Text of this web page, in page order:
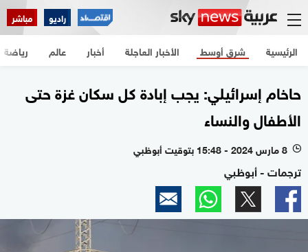
راديو مباشر
الرئيسية الأخبار العاجلة أخبار شرق أوسط عالم رياضة
حاخام إسرائيلي: يجب إبادة كل سكان غزة حتى
الأطفال والنساء
l 8 مارس 2024 - 15:48 بتوقيت أبوظبي
ترجمات - أبوظبي